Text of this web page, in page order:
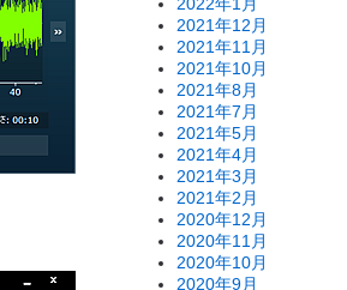
2021年12月
2021年11月
2021年10月
2021年8月
2021年7月
2021年5月
2021年4月
2021年3月
2021年2月
2020年12月
2020年11月
2020年10月
2020年9月